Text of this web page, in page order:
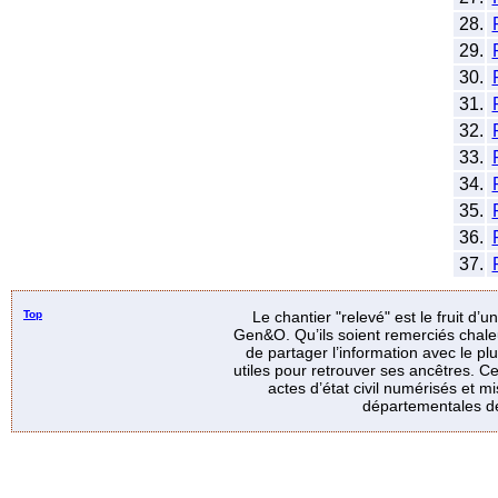
28.
29.
30.
31.
32.
33.
34.
35.
36.
37.
Top
Le chantier "relevé" est le fruit
Gen&O. Qu’ils soient remerciés
de partager l’information avec le
utiles pour retrouver ses ancêtres.
actes d’état civil numérisés et
départementales